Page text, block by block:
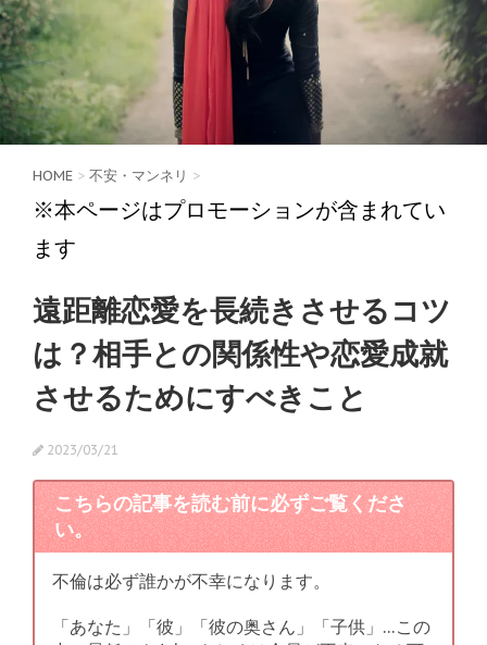
HOME > 不安・マンネリ >
※本ページはプロモーションが含まれてい
ます
遠距離恋愛を長続きさせるコツ
は？相手との関係性や恋愛成就
させるためにすべきこと
2023/03/21
こちらの記事を読む前に必ずご覧くださ
い。
不倫は必ず誰かが不幸になります。
「あなた」「彼」「彼の奥さん」「子供」…この